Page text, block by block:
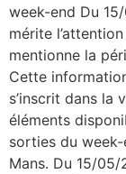
week-end Du
mérite
mentionne la
Cette
s’inscrit dans la
éléments
sorties du
Mans. Du 15/